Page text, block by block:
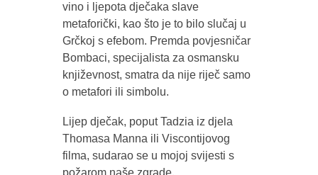
vino i ljepota dječaka slave
metaforički, kao što je to bilo slučaj u
Grčkoj s efebom. Premda povjesničar
Bombaci, specijalista za osmansku
književnost, smatra da nije riječ samo
o metafori ili simbolu.
Lijep dječak, poput Tadzia iz djela
Thomasa Manna ili Viscontijovog
filma, sudarao se u mojoj svijesti s